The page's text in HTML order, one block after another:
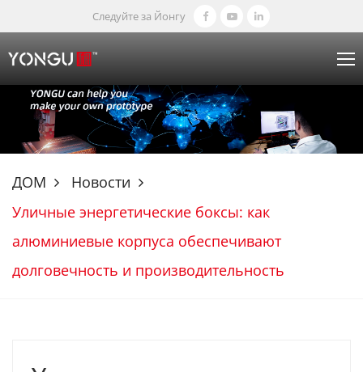
Следуйте за Йонгу
ДОМ
Новости
Уличные энергетические боксы: как
алюминиевые корпуса обеспечивают
долговечность и производительность